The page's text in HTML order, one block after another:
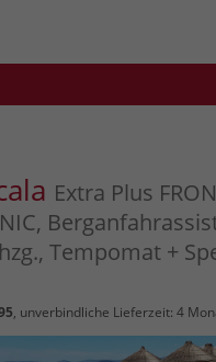
Extra Plus
Tempomat +
, unverbindliche Lieferzeit: 4